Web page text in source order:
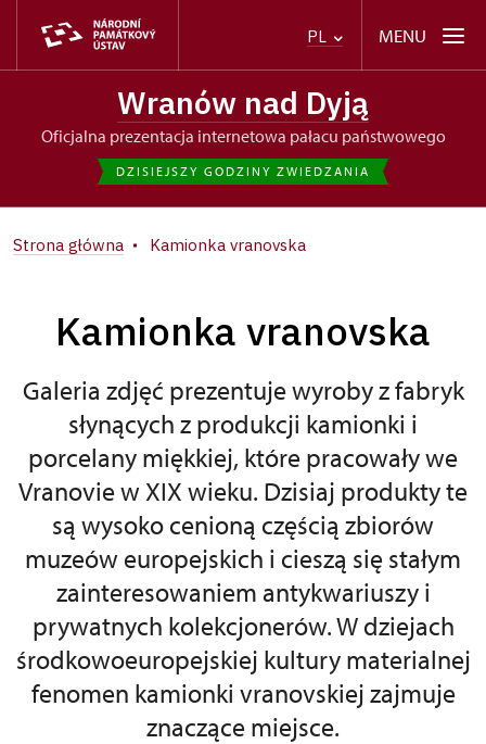
PL MENU
Wranów nad Dyją
oficjalna prezentacja internetowa pałacu państwowego
DZISIEJSZY GODZINY ZWIEDZANIA
Strona główna Kamionka vranovska
Kamionka vranovska
Galeria zdjęć prezentuje wyroby z fabryk
słynących z produkcji kamionki i
porcelany miękkiej, które pracowały we
Vranovie w XIX wieku. Dzisiaj produkty te
są wysoko cenioną częścią zbiorów
muzeów europejskich i cieszą się stałym
zainteresowaniem antykwariuszy i
prywatnych kolekcjonerów. W dziejach
środkowoeuropejskiej kultury materialnej
fenomen kamionki vranovskiej zajmuje
znaczące miejsce.